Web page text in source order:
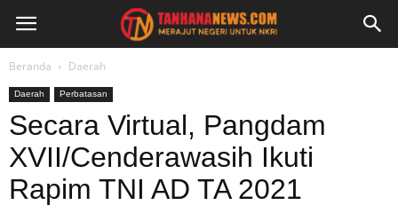
Beranda Daerah
Daerah Perbatasan
Secara Virtual, Pangdam
XVII/Cenderawasih Ikuti
Rapim TNI AD TA 2021